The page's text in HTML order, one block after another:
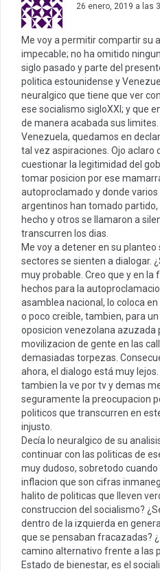
26 enero, 2019 a las
Me voy a permitir compartir su
impecable; no ha omitido
siglo pasado y parte del
politica estounidense y
neuralgico que tiene que ver
ese socialismo sigloXXI; y que
de manera acabada sus
Venezuela, quedamos en
tal vez aspiraciones. Ojo aclaro
cuestionar la legitimidad del
tomar posicion por ese
autoproclamado y donde
argentinos han tomado partido,
hecho y otros se llamaron a
transcurren los dias.
Me voy a detener en su
sectores se sienten a dialogar.
muy probable. Creo que y en la
hechos para la
asamblea nacional, lo coloca
o poco creible, tambien, para
oposicion venezolana azuzada
movilizacion de gente en las
demasiadas torpezas.
ahora, el dialogo está muy
tambien la ve por tv y demas
seguramente la preocupacion
politicos que transcurren en
injusto.
Decía lo neuralgico de su
continuar con las politicas de
muy dudoso, sobretodo
inflacion que son cifras
halito de politicas que lleven
construccion del socialismo?
dentro de la izquierda en
que se pensaban fracazadas?
camino alternativo frente a las
Estado de bienestar, es el